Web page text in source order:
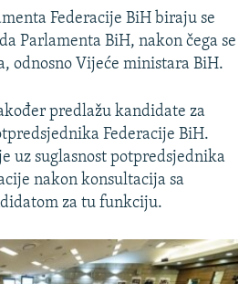
Federacije BiH biraju se
Parlamenta BiH, nakon čega se
odnosno Vijeće ministara BiH.
predlažu kandidate za
Federacije BiH.
uz suglasnost potpredsjednika
nakon konsultacija sa
za tu funkciju.